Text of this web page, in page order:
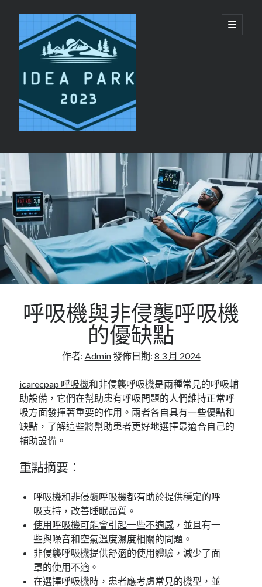
ideapark.quest
開
啟
資
訊
欄
Recent Posts
代買代購平台 vs 單純代轉運服務：美國代購推
薦選擇邏輯
睡眠呼吸機與日間疲勞：呼吸機恢復精力機制
香港 CPAP 供應商 配件 更換提醒服務
CPAP鼻罩同全臉罩有咩分別?
Flat Roofing Sheets in Educational Facilities and
呼吸機與非侵襲呼吸機
的優缺點
作者: Admin發佈日期: 8 3 月 2024
icarecpap 呼吸機和非侵襲呼吸機是兩種常見的呼吸輔
助設備，它們在幫助患有呼吸問題的人們維持正常呼
吸方面發揮著重要的作用。兩者各自具有一些優點和
缺點，了解這些將幫助患者更好地選擇最適合自己的
輔助設備。
重點摘要：
呼吸機和非侵襲呼吸機都有助於提供穩定的呼
吸支持，改善睡眠品質。
使用呼吸機可能會引起一些不適感 ，並且有一
些與噪音和空氣溫度濕度相關的問題。
非侵襲呼吸機提供舒適的使用體驗，減少了面
罩的使用不適。
在選擇呼吸機時，患者應考慮常見的機型，並